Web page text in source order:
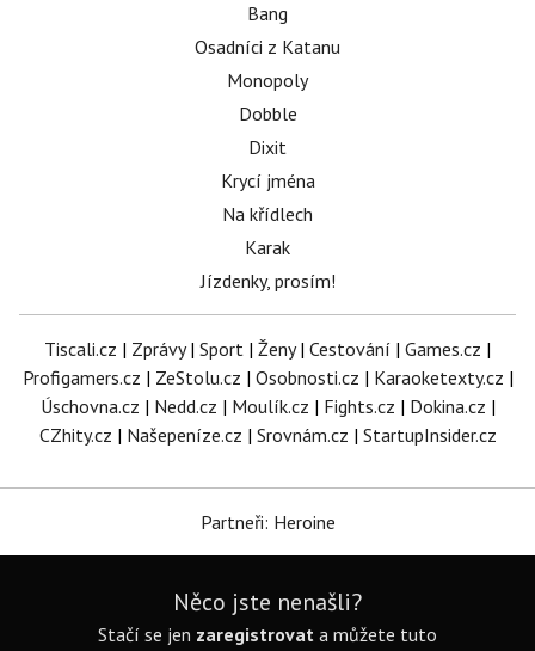
Bang
Osadníci z Katanu
Monopoly
Dobble
Dixit
Krycí jména
Na křídlech
Karak
Jízdenky, prosím!
Tiscali.cz | Zprávy| Sport | Ženy| Cestování | Games.cz |
Profigamers.cz | ZeStolu.cz | Osobnosti.cz | Karaoketexty.cz |
Úschovna.cz | Nedd.cz | Moulík.cz | Fights.cz | Dokina.cz |
CZhity.cz | Našepeníze.cz | Srovnám.cz | StartupInsider.cz
Partneři: Heroine
Něco jste nenašli?
Stačí se jen zaregistrovat a můžete tuto